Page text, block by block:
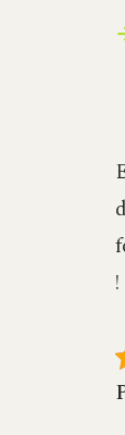
!